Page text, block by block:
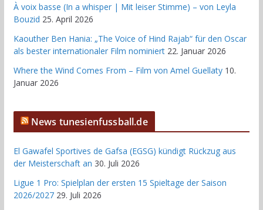
À voix basse (In a whisper | Mit leiser Stimme) – von Leyla
Bouzid 25. April 2026
Kaouther Ben Hania: „The Voice of Hind Rajab“ für den Oscar
als bester internationaler Film nominiert 22. Januar 2026
Where the Wind Comes From – Film von Amel Guellaty 10.
Januar 2026
News tunesienfussball.de
El Gawafel Sportives de Gafsa (EGSG) kündigt Rückzug aus
der Meisterschaft an 30. Juli 2026
Ligue 1 Pro: Spielplan der ersten 15 Spieltage der Saison
2026/2027 29. Juli 2026